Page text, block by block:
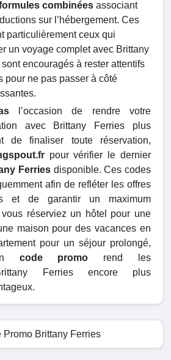
combinées associant
sur l’hébergement. Ces
particulièrement ceux qui
un voyage complet avec Brittany
encouragés à rester attentifs
pour ne pas passer à côté
l’occasion de rendre votre
avec Brittany Ferries plus
de finaliser toute réservation,
pour vérifier le dernier
Ferries disponible. Ces codes
afin de refléter les offres
et de garantir un maximum
vous réserviez un hôtel pour une
maison pour des vacances en
pour un séjour prolongé,
code promo rend les
Ferries encore plus